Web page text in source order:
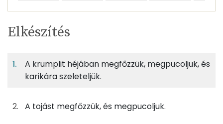
Egy
adagban
3%
Fehérje
11%
Szénhidrát
7%
250g burgonya
144 kcal
TÁPANYAGTARTALOM
Egy
adagban
4
adagban
100
3%
Fehérje
11%
Szénhidrát
7%
Zsír
Elkészítés
A krumplit héjában megfőzzük, megpucoljuk, és
karikára szeleteljük.
A tojást megfőzzük, és megpucoljuk.